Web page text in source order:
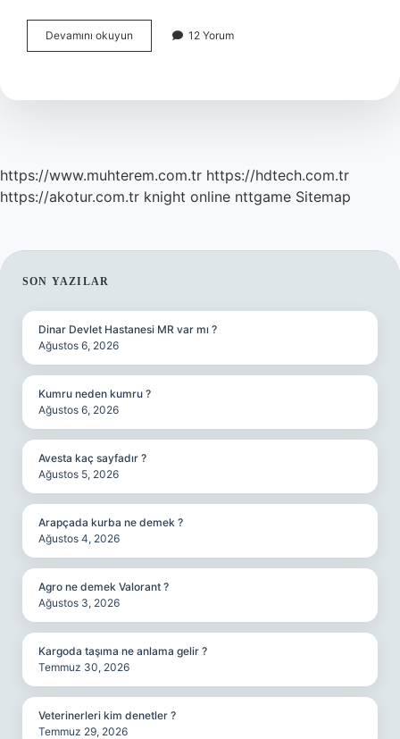
Devamını okuyun
Söylentileri
12 Yorum
https://www.muhterem.com.tr https://hdtech.com.tr
https://akotur.com.tr knight online nttgame Sitemap
SIDEBAR
SON YAZILAR
Dinar Devlet Hastanesi MR var mı ?
Ağustos 6, 2026
Kumru neden kumru ?
Ağustos 6, 2026
Avesta kaç sayfadır ?
Ağustos 5, 2026
Arapçada kurba ne demek ?
Ağustos 4, 2026
Agro ne demek Valorant ?
Ağustos 3, 2026
Kargoda taşıma ne anlama gelir ?
Temmuz 30, 2026
Veterinerleri kim denetler ?
Temmuz 29, 2026